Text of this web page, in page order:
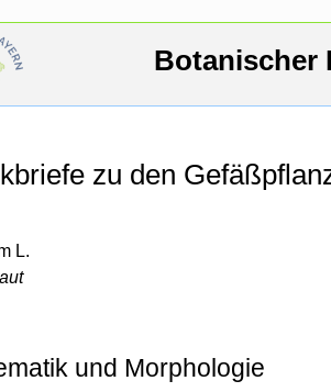
Botanischer
zu den
L.
und Morphologie